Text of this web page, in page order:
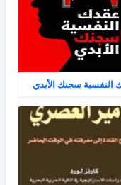
النفسية سجنك الأبدي